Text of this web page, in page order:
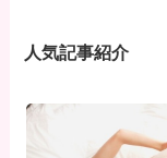
人気記事紹介